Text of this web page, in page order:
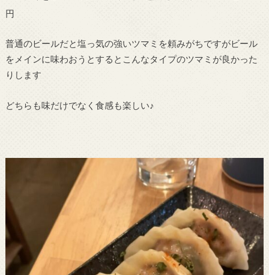
円
普通のビールだと塩っ気の強いツマミを頼みがちですがビール
をメインに味わおうとするとこんなタイプのツマミが良かった
りします
どちらも味だけでなく食感も楽しい♪